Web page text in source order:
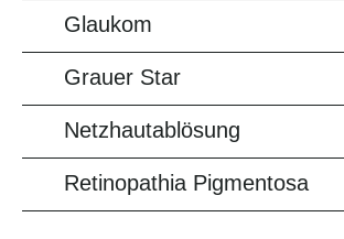
Glaukom
Grauer Star
Netzhautablösung
Retinopathia Pigmentosa